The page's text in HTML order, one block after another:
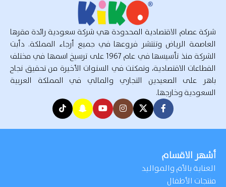
شركة عصام الاقتصادية المحدودة هي شركة سعودية رائدة مقرها
العاصمة الرياض وتنتشر فروعها في جميع أرجاء المملكة. دأبت
الشركة منذ تأسيسها في عام 1967 على ترسيخ اسمها في مختلف
القطاعات الاقتصادية، وتمكنت في السنوات الأخيرة من تحقيق نجاح
باهر على الصعيدين التجاري والمالي في المملكة العربية
السعودية وخارجها.
أشهر الاقسام
العناية بالأم والمواليد
منتجات الأطفال